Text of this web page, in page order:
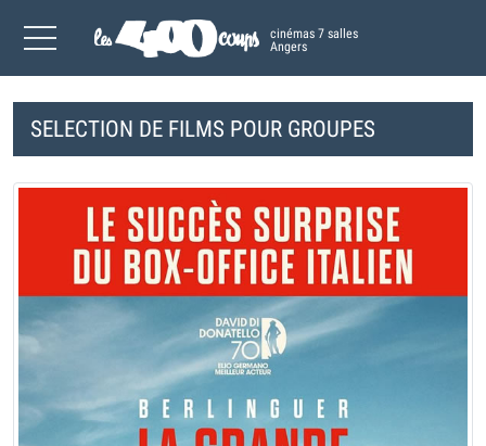
cinémas 7 salles
Angers
SELECTION DE FILMS POUR GROUPES